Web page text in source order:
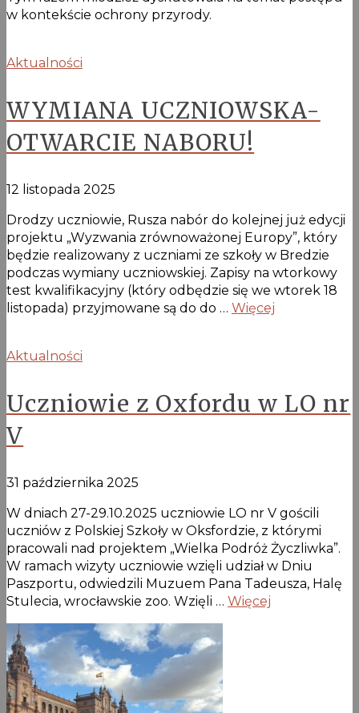
w kontekście ochrony przyrody.
Aktualności
WYMIANA UCZNIOWSKA-
OTWARCIE NABORU!
12 listopada 2025
Drodzy uczniowie, Rusza nabór do kolejnej już edycji
projektu „Wyzwania zrównoważonej Europy”, który
będzie realizowany z uczniami ze szkoły w Bredzie
podczas wymiany uczniowskiej. Zapisy na wtorkowy
test kwalifikacyjny (który odbędzie się we wtorek 18
listopada) przyjmowane są do do … Więcej
Aktualności
Uczniowie z Oxfordu w LO nr
V
31 października 2025
W dniach 27-29.10.2025 uczniowie LO nr V gościli
uczniów z Polskiej Szkoły w Oksfordzie, z którymi
pracowali nad projektem „Wielka Podróż Życzliwka”.
W ramach wizyty uczniowie wzięli udział w Dniu
Paszportu, odwiedzili Muzuem Pana Tadeusza, Halę
Stulecia, wrocławskie zoo. Wzięli … Więcej